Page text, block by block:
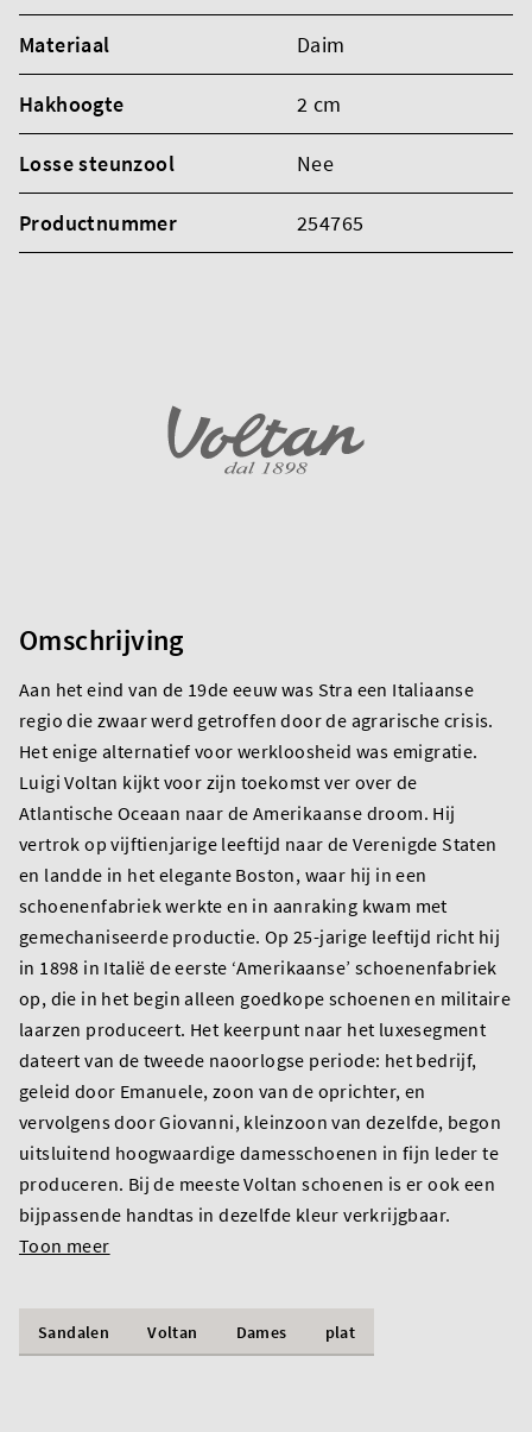
Materiaal Daim
Hakhoogte 2 cm
Losse steunzool Nee
Productnummer 254765
Omschrijving
Aan het eind van de 19de eeuw was Stra een Italiaanse
regio die zwaar werd getroffen door de agrarische crisis.
Het enige alternatief voor werkloosheid was emigratie.
Luigi Voltan kijkt voor zijn toekomst ver over de
Atlantische Oceaan naar de Amerikaanse droom. Hij
vertrok op vijftienjarige leeftijd naar de Verenigde Staten
en landde in het elegante Boston, waar hij in een
schoenenfabriek werkte en in aanraking kwam met
gemechaniseerde productie. Op 25-jarige leeftijd richt hij
in 1898 in Italië de eerste ‘Amerikaanse’ schoenenfabriek
op, die in het begin alleen goedkope schoenen en militaire
laarzen produceert. Het keerpunt naar het luxesegment
dateert van de tweede naoorlogse periode: het bedrijf,
geleid door Emanuele, zoon van de oprichter, en
vervolgens door Giovanni, kleinzoon van dezelfde, begon
uitsluitend hoogwaardige damesschoenen in fijn leder te
produceren. Bij de meeste Voltan schoenen is er ook een
bijpassende handtas in dezelfde kleur verkrijgbaar.
Toon meer
Sandalen Voltan Dames plat